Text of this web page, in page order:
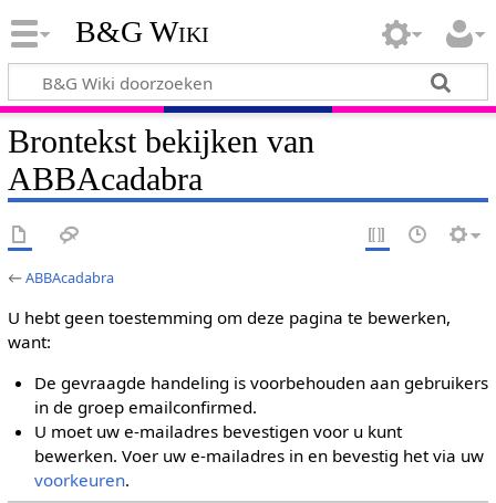
B&G Wiki
Brontekst bekijken van
ABBAcadabra
←ABBAcadabra
U hebt geen toestemming om deze pagina te bewerken,
want:
De gevraagde handeling is voorbehouden aan gebruikers
in de groep emailconfirmed.
U moet uw e-mailadres bevestigen voor u kunt
bewerken. Voer uw e-mailadres in en bevestig het via uw
voorkeuren.